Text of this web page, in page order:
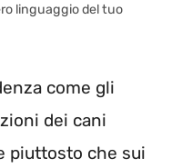
linguaggio del tuo
come gli
dei cani
piuttosto che sui